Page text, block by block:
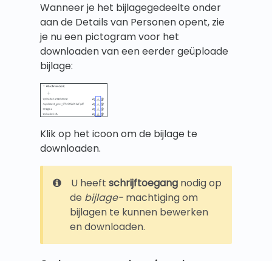
Wanneer je het bijlagegedeelte onder
aan de Details van Personen opent, zie
je nu een pictogram voor het
downloaden van een eerder geüploade
bijlage:
Klik op het icoon om de bijlage te
downloaden.
U heeft schrijftoegang nodig op
de bijlage- machtiging om
bijlagen te kunnen bewerken
en downloaden.